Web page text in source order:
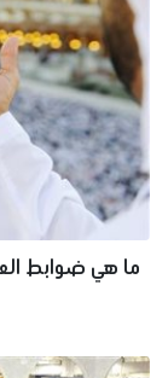
ما هي ضوابط